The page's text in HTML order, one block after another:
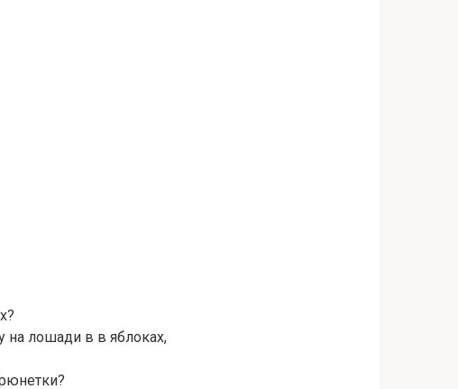
на лошади в в яблоках,